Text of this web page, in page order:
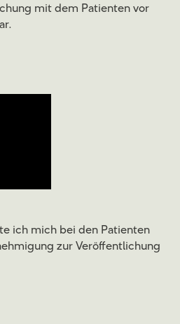
mit dem Patienten vor
ich mich bei den Patienten
zur Veröffentlichung